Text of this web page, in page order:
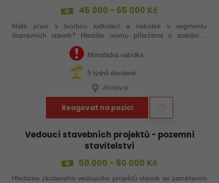
45 000 - 65 000 Kč
Máte praxi s tvorbou kalkulací a nabídek v segmentu
dopravních staveb? Hledáte novou příležitost u stabilního
zaměstnavatele? Reagujte na tuto nabídku práce svojí
odpovědí se zasláním CV!Mimořádná nabídka
5 týdnů dovolené
Jihlava
Reagovat na pozici
Vedoucí stavebních projektů - pozemní
stavitelství
50 000 - 80 000 Kč
Hledáme zkušeného vedoucího projektů staveb se zaměřením